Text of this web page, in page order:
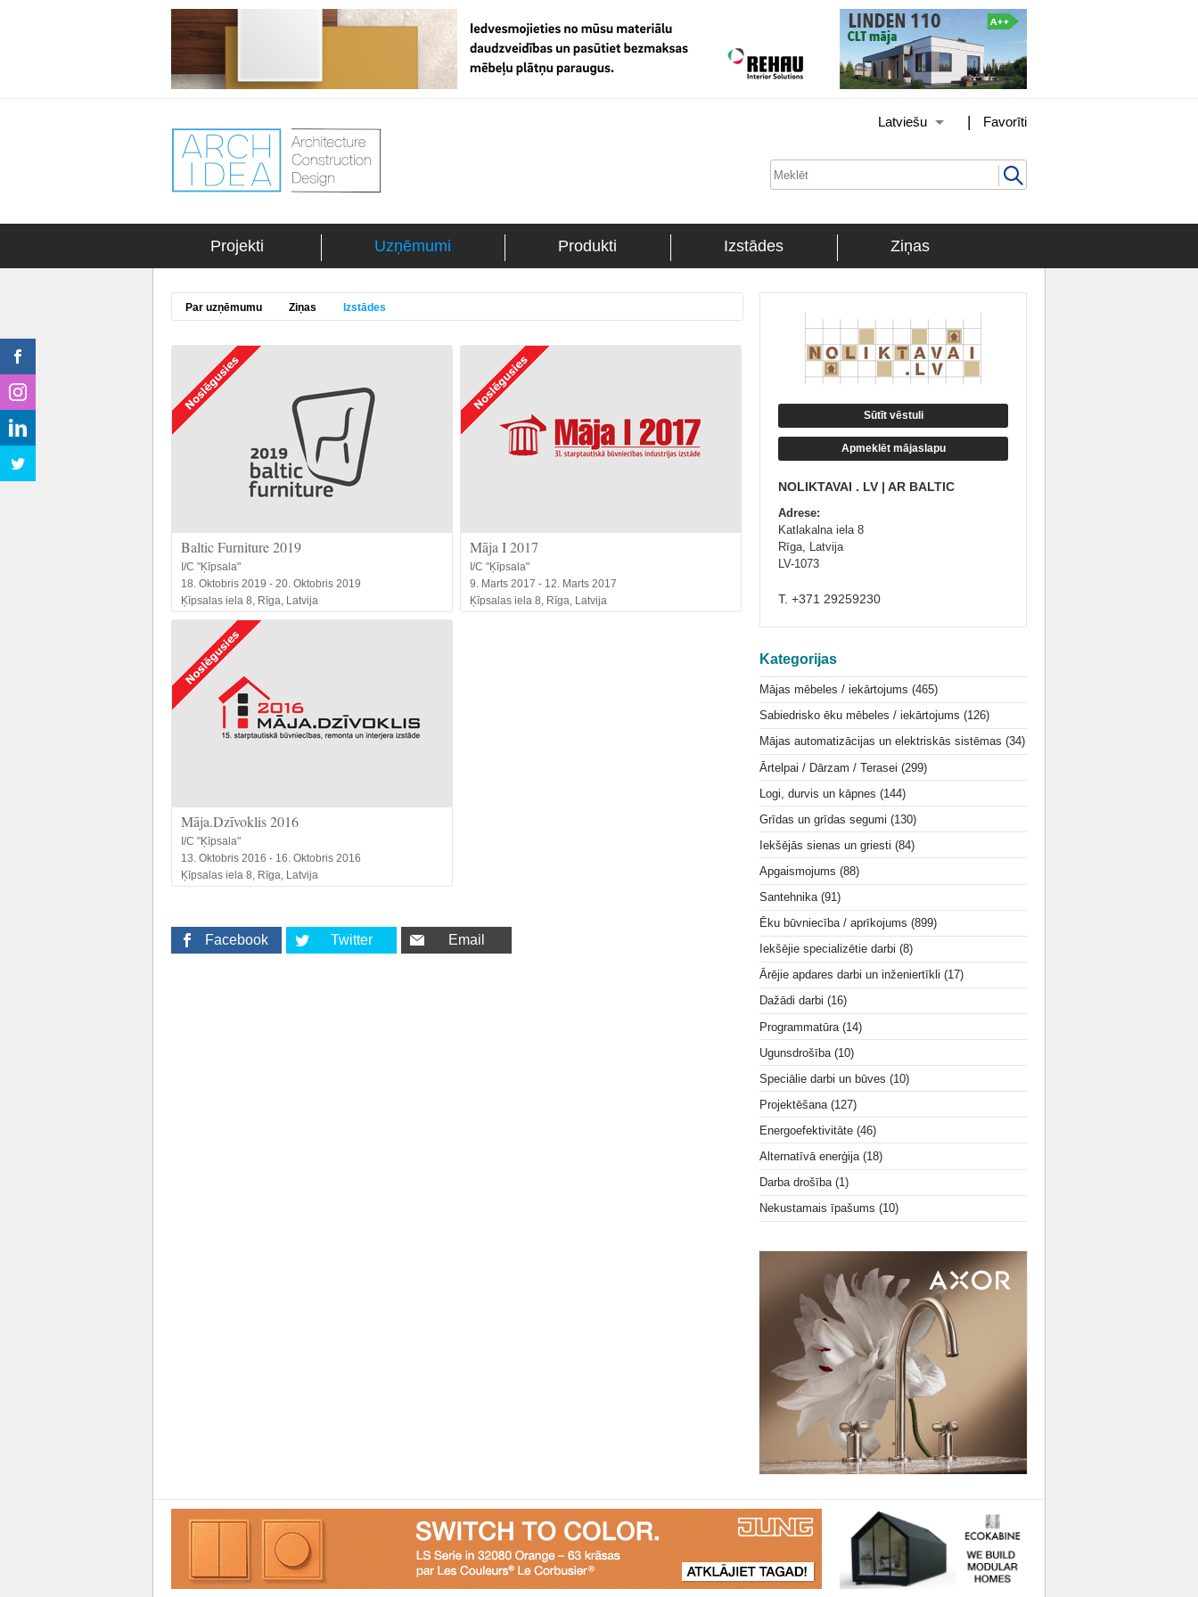
Favorīti
|
Latviešu
Projekti Uzņēmumi Produkti Izstādes Ziņas
Par uzņēmumu Ziņas Izstādes
Baltic Furniture 2019
I/C "Ķīpsala"
18. Oktobris 2019 - 20. Oktobris 2019
Ķīpsalas iela 8, Rīga, Latvija
Māja I 2017
I/C "Ķīpsala"
9. Marts 2017 - 12. Marts 2017
Ķīpsalas iela 8, Rīga, Latvija
Māja.Dzīvoklis 2016
I/C "Ķīpsala"
13. Oktobris 2016 - 16. Oktobris 2016
Ķīpsalas iela 8, Rīga, Latvija
Facebook Twitter Email
Sūtīt vēstuli
Apmeklēt mājaslapu
NOLIKTAVAI . LV | AR BALTIC
Adrese:
Katlakalna iela 8
Rīga, Latvija
LV-1073
T. +371 29259230
Kategorijas
Mājas mēbeles / iekārtojums (465)
Sabiedrisko ēku mēbeles / iekārtojums (126)
Mājas automatizācijas un elektriskās sistēmas (34)
Ārtelpai / Dārzam / Terasei (299)
Logi, durvis un kāpnes (144)
Grīdas un grīdas segumi (130)
Iekšējās sienas un griesti (84)
Apgaismojums (88)
Santehnika (91)
Ēku būvniecība / aprīkojums (899)
Iekšējie specializētie darbi (8)
Ārējie apdares darbi un inženiertīkli (17)
Dažādi darbi (16)
Programmatūra (14)
Ugunsdrošība (10)
Speciālie darbi un būves (10)
Projektēšana (127)
Energoefektivitāte (46)
Alternatīvā enerģija (18)
Darba drošība (1)
Nekustamais īpašums (10)